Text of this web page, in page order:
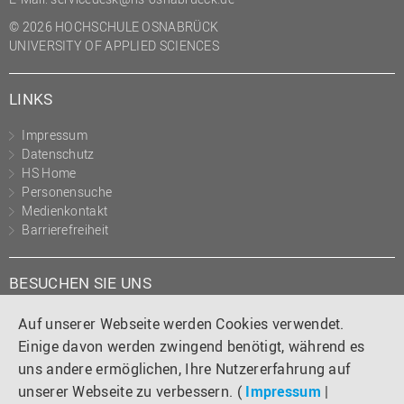
Auf unserer Webseite werden Cookies verwendet.
Einige davon werden zwingend benötigt, während es
uns andere ermöglichen, Ihre Nutzererfahrung auf
unserer Webseite zu verbessern. ( Impressum |
Prozessmanagement
Recht
Science to Business GmbH
Studierendensekretariat
Studium und Lehre
Transfer- und
Innovationsmanagement
© 2026 HOCHSCHULE OSNABRÜCK
UNIVERSITY OF APPLIED SCIENCES
LINKS
Impressum
Datenschutz
HS Home
Personensuche
Medienkontakt
Barrierefreiheit
BESUCHEN SIE UNS
Instagram
TiktokLinkedIn
YouTube
Facebook